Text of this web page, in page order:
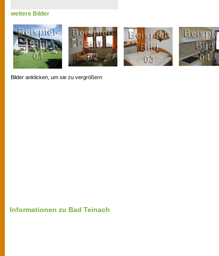
weitere Bilder
Bilder anklicken, um sie zu vergrößern
Informationen zu Bad Teinach